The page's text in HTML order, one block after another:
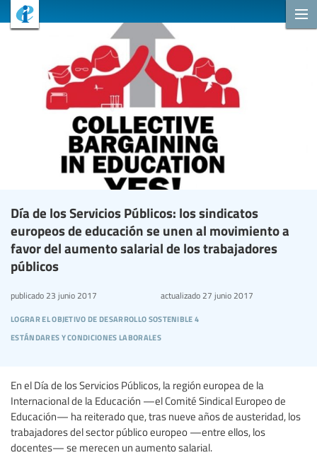
Día de los Servicios Públicos: los sindicatos
europeos de educación se unen al movimiento a
favor del aumento salarial de los trabajadores
públicos
lograr el objetivo de desarrollo sostenible 4
estándares y condiciones laborales
publicado 23 junio 2017 actualizado27 junio 2017
En el Día de los Servicios Públicos, la región europea de la
Internacional de la Educación —el Comité Sindical Europeo de
Educación— ha reiterado que, tras nueve años de austeridad, los
trabajadores del sector público europeo —entre ellos, los
docentes— se merecen un aumento salarial.